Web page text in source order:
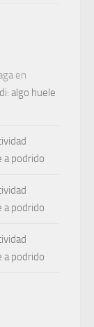
en
algo huele
a podrido
a podrido
a podrido